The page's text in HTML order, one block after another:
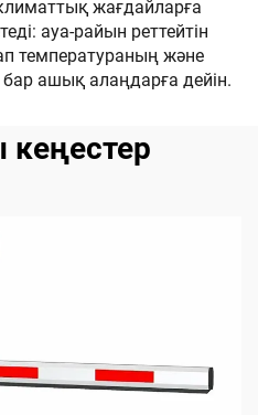
жағдайларға
ауа-райын реттейтін
температураның және
ашық алаңдарға дейін.